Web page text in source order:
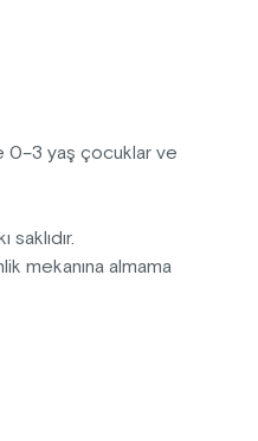
önce hiç görülmemiş
Görsel
0–3 yaş çocuklar ve
mekanına almama